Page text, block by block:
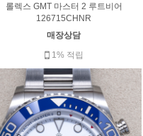
롤렉스 GMT 마스터 2 루트비어
126715CHNR
매장상담
1% 적립